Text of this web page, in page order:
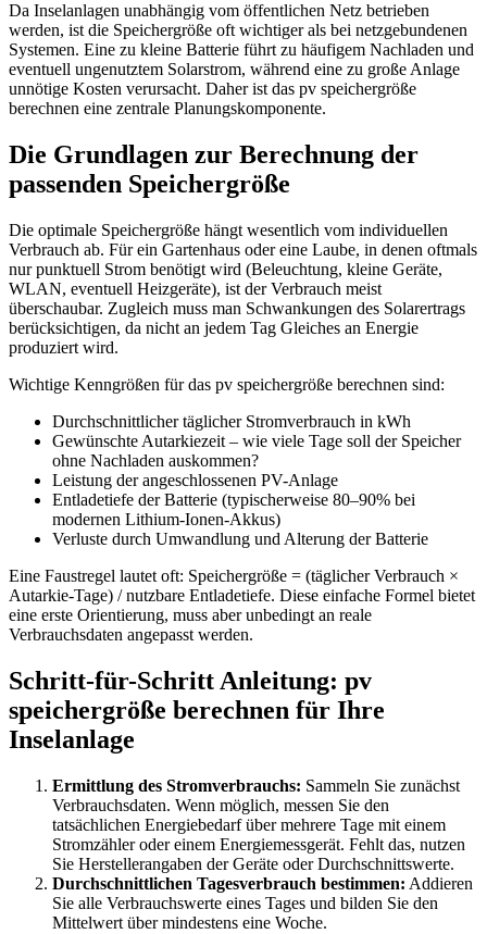
Da Inselanlagen unabhängig vom öffentlichen Netz betrieben
werden, ist die Speichergröße oft wichtiger als bei netzgebundenen
Systemen. Eine zu kleine Batterie führt zu häufigem Nachladen und
eventuell ungenutztem Solarstrom, während eine zu große Anlage
unnötige Kosten verursacht. Daher ist das pv speichergröße
berechnen eine zentrale Planungskomponente.
Die Grundlagen zur Berechnung der
passenden Speichergröße
Die optimale Speichergröße hängt wesentlich vom individuellen
Verbrauch ab. Für ein Gartenhaus oder eine Laube, in denen oftmals
nur punktuell Strom benötigt wird (Beleuchtung, kleine Geräte,
WLAN, eventuell Heizgeräte), ist der Verbrauch meist
überschaubar. Zugleich muss man Schwankungen des Solarertrags
berücksichtigen, da nicht an jedem Tag Gleiches an Energie
produziert wird.
Wichtige Kenngrößen für das pv speichergröße berechnen sind:
Durchschnittlicher täglicher Stromverbrauch in kWh
Gewünschte Autarkiezeit – wie viele Tage soll der Speicher
ohne Nachladen auskommen?
Leistung der angeschlossenen PV-Anlage
Entladetiefe der Batterie (typischerweise 80–90% bei
modernen Lithium-Ionen-Akkus)
Verluste durch Umwandlung und Alterung der Batterie
Eine Faustregel lautet oft: Speichergröße = (täglicher Verbrauch ×
Autarkie-Tage) / nutzbare Entladetiefe. Diese einfache Formel bietet
eine erste Orientierung, muss aber unbedingt an reale
Verbrauchsdaten angepasst werden.
Schritt-für-Schritt Anleitung: pv
speichergröße berechnen für Ihre
Inselanlage
Ermittlung des Stromverbrauchs: Sammeln Sie zunächst
Verbrauchsdaten. Wenn möglich, messen Sie den
tatsächlichen Energiebedarf über mehrere Tage mit einem
Stromzähler oder einem Energiemessgerät. Fehlt das, nutzen
Sie Herstellerangaben der Geräte oder Durchschnittswerte.
Durchschnittlichen Tagesverbrauch bestimmen: Addieren
Sie alle Verbrauchswerte eines Tages und bilden Sie den
Mittelwert über mindestens eine Woche.